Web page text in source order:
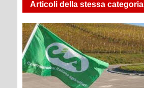
Articoli della stessa categoria